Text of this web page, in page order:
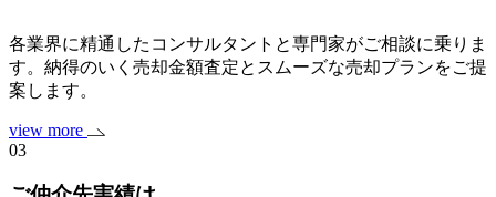
各業界に精通したコンサルタントと専門家がご相談に乗りま
す。納得のいく売却金額査定とスムーズな売却プランをご提
案します。
view more
03